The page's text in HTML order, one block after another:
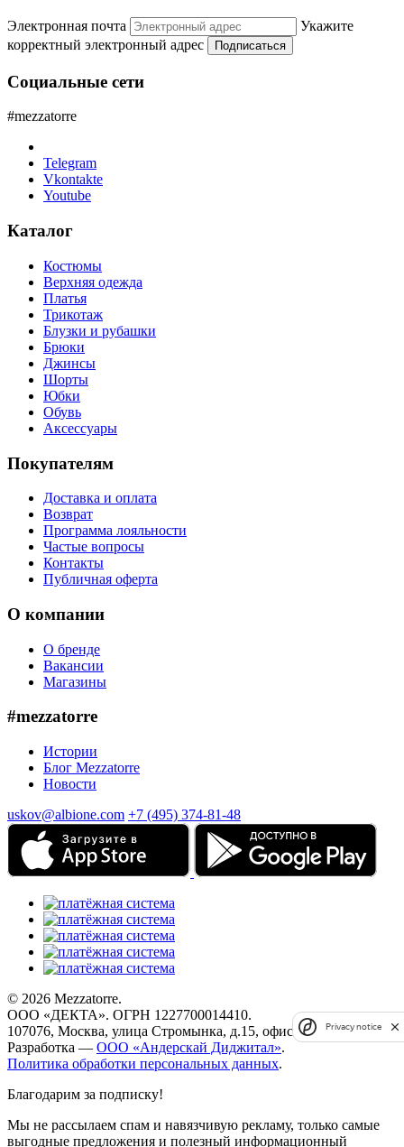
Электронная почта
Укажите
корректный электронный адрес
Подписаться
Социальные сети
#mezzatorre
Telegram
Vkontakte
Youtube
Каталог
Костюмы
Верхняя одежда
Платья
Трикотаж
Блузки и рубашки
Брюки
Джинсы
Шорты
Юбки
Обувь
Аксессуары
Покупателям
Доставка и оплата
Возврат
Программа лояльности
Частые вопросы
Контакты
Публичная оферта
О компании
О бренде
Вакансии
Магазины
#mezzatorre
Истории
Блог Mezzatorre
Новости
uskov@albione.com +7 (495) 374-81-48
© 2026 Mezzatorre.
ООО «ДЕКТА». ОГРН 1227700014410.
107076, Москва, улица Стромынка, д.15, офис 67.
Разработка — ООО «Андерскай Диджитал».
Политика обработки персональных данных.
Благодарим за подписку!
Мы не рассылаем спам и навязчивую рекламу, только самые
выгодные предложения и полезный информационный
Privacy notice